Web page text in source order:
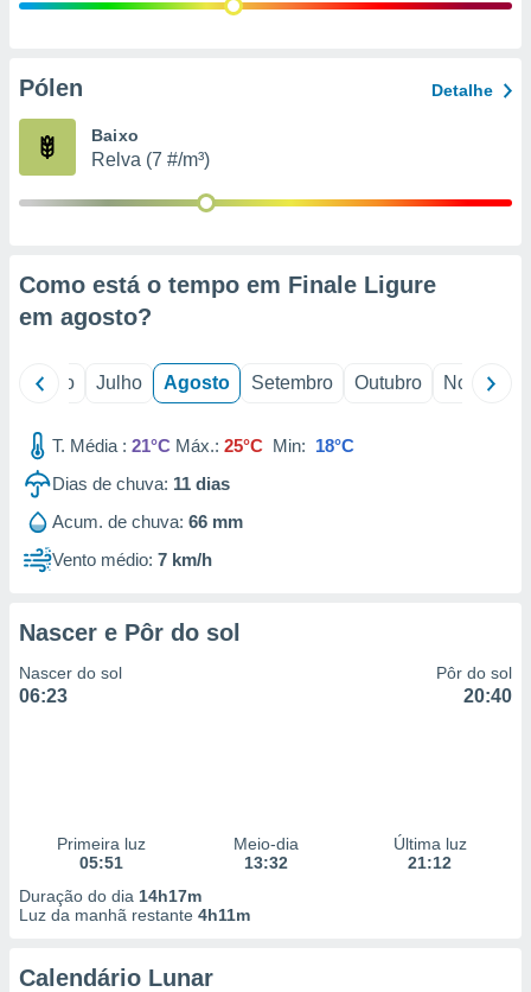
e
de
Pólen Detalhe
Baixo
Relva (7 #/m³)
Como está o tempo em Finale Ligure
em agosto?
Junho Julho Agosto Setembro Outubro Novembro
T. Média : 21°C Máx.: 25°C Min: 18°C
Dias de chuva: 11 dias
Acum. de chuva: 66 mm
Vento médio: 7 km/h
Nascer e Pôr do sol
Nascer do sol
06:23
Pôr do sol
20:40
Primeira luz
05:51
Meio-dia
13:32
Última luz
21:12
Duração do dia 14h17m
Luz da manhã restante 4h11m
Calendário Lunar